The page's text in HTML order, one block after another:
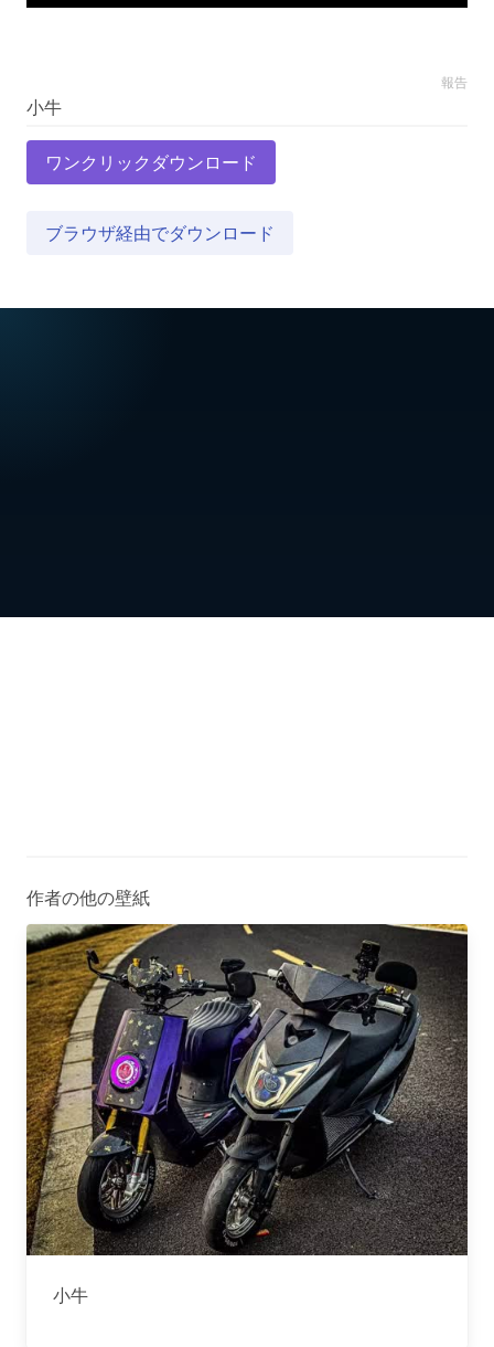
報告
ワンクリックダウンロード
ブラウザ経由でダウンロード
作者の他の壁紙
小牛